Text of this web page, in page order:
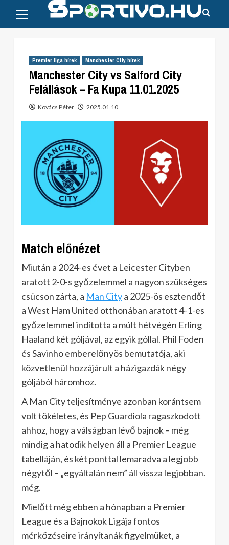
content
Menu
Premier liga hírek Manchester City hírek
Manchester City vs Salford City
Felállások – Fa Kupa 11.01.2025
Kovács Péter 2025.01.10.
Match előnézet
Miután a 2024-es évet a Leicester Cityben
aratott 2-0-s győzelemmel a nagyon szükséges
csúcson zárta, a Man Citya 2025-ös esztendőt
a West Ham United otthonában aratott 4-1-es
győzelemmel indította a múlt hétvégén Erling
Haaland két góljával, az egyik góllal. Phil Foden
és Savinho emberelőnyös bemutatója, aki
közvetlenül hozzájárult a házigazdák négy
góljából háromhoz.
A Man City teljesítménye azonban korántsem
volt tökéletes, és Pep Guardiola ragaszkodott
ahhoz, hogy a válságban lévő bajnok – még
mindig a hatodik helyen áll a Premier League
tabelláján, és két ponttal lemaradva a legjobb
négytől – „egyáltalán nem” áll vissza legjobban.
még.
Mielőtt még ebben a hónapban a Premier
League és a Bajnokok Ligája fontos
mérkőzéseire irányítanák figyelmüket, a